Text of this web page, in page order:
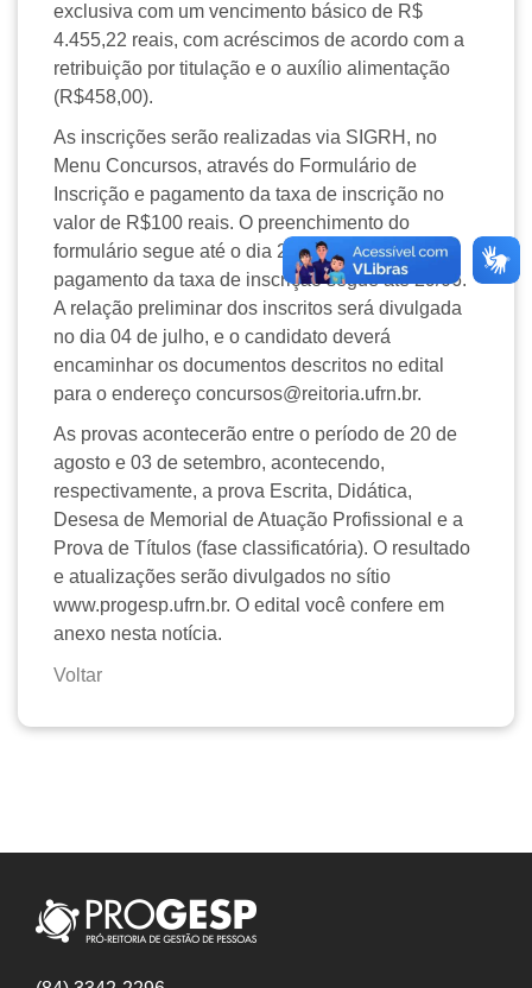
exclusiva com um vencimento básico de R$
4.455,22 reais, com acréscimos de acordo com a
retribuição por titulação e o auxílio alimentação
(R$458,00).
As inscrições serão realizadas via SIGRH, no
Menu Concursos, através do Formulário de
Inscrição e pagamento da taxa de inscrição no
valor de R$100 reais. O preenchimento do
formulário segue até o dia 28 de junho, e o
pagamento da taxa de inscrição segue até 29/06.
A relação preliminar dos inscritos será divulgada
no dia 04 de julho, e o candidato deverá
encaminhar os documentos descritos no edital
para o endereço concursos@reitoria.ufrn.br.
As provas acontecerão entre o período de 20 de
agosto e 03 de setembro, acontecendo,
respectivamente, a prova Escrita, Didática,
Desesa de Memorial de Atuação Profissional e a
Prova de Títulos (fase classificatória). O resultado
e atualizações serão divulgados no sítio
www.progesp.ufrn.br. O edital você confere em
anexo nesta notícia.
Voltar